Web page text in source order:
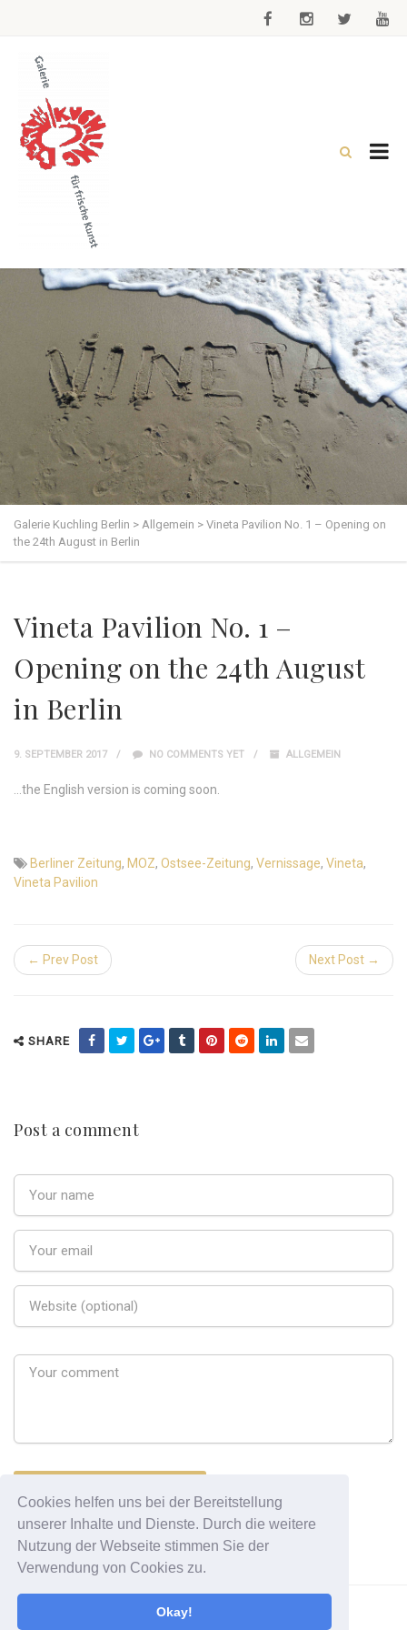
Cookies helfen uns bei der Bereitstellung
unserer Inhalte und Dienste. Durch die weitere
Nutzung der Webseite stimmen Sie der
Verwendung von Cookies zu.
Okay!
Galerie Kuchling Berlin > Allgemein > Vineta Pavilion No. 1 – Opening on
the 24th August in Berlin
Vineta Pavilion No. 1 –
Opening on the 24th August
in Berlin
9. SEPTEMBER 2017 NO COMMENTS YET ALLGEMEIN
…the English version is coming soon.
Berliner Zeitung, MOZ, Ostsee-Zeitung, Vernissage, Vineta,
Vineta Pavilion
← Prev Post Next Post →
SHARE
Post a comment